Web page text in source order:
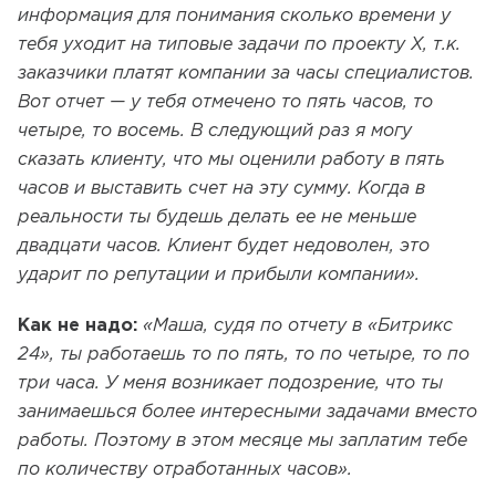
информация для понимания сколько времени у
тебя уходит на типовые задачи по проекту Х, т.к.
заказчики платят компании за часы специалистов.
Вот отчет — у тебя отмечено то пять часов, то
четыре, то восемь. В следующий раз я могу
сказать клиенту, что мы оценили работу в пять
часов и выставить счет на эту сумму. Когда в
реальности ты будешь делать ее не меньше
двадцати часов. Клиент будет недоволен, это
ударит по репутации и прибыли компании».
Как не надо: «Маша, судя по отчету в «Битрикс
24», ты работаешь то по пять, то по четыре, то по
три часа. У меня возникает подозрение, что ты
занимаешься более интересными задачами вместо
работы. Поэтому в этом месяце мы заплатим тебе
по количеству отработанных часов».